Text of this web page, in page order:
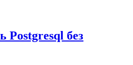
Postgresql без